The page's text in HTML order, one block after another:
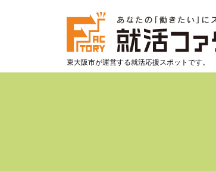
東大阪市が運営する就活応援スポットです。